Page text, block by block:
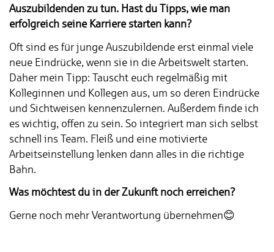
Auszubildenden zu tun. Hast du Tipps, wie man
erfolgreich seine Karriere starten kann?
Oft sind es für junge Auszubildende erst einmal viele
neue Eindrücke, wenn sie in die Arbeitswelt starten.
Daher mein Tipp: Tauscht euch regelmäßig mit
Kolleginnen und Kollegen aus, um so deren Eindrücke
und Sichtweisen kennenzulernen. Außerdem finde ich
es wichtig, offen zu sein. So integriert man sich selbst
schnell ins Team. Fleiß und eine motivierte
Arbeitseinstellung lenken dann alles in die richtige
Bahn.
Was möchtest du in der Zukunft noch erreichen?
Gerne noch mehr Verantwortung übernehmen😊